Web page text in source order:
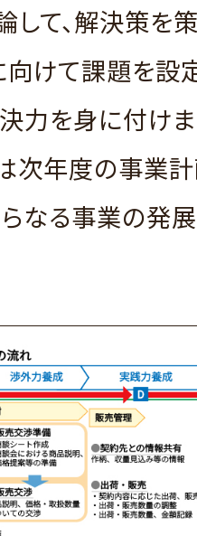
て、解決策を
向けて課題を設
力を身に付けま
次年度の事業
らなる事業の発